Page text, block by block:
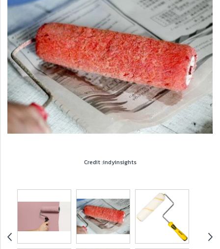
Credit :indyinsights